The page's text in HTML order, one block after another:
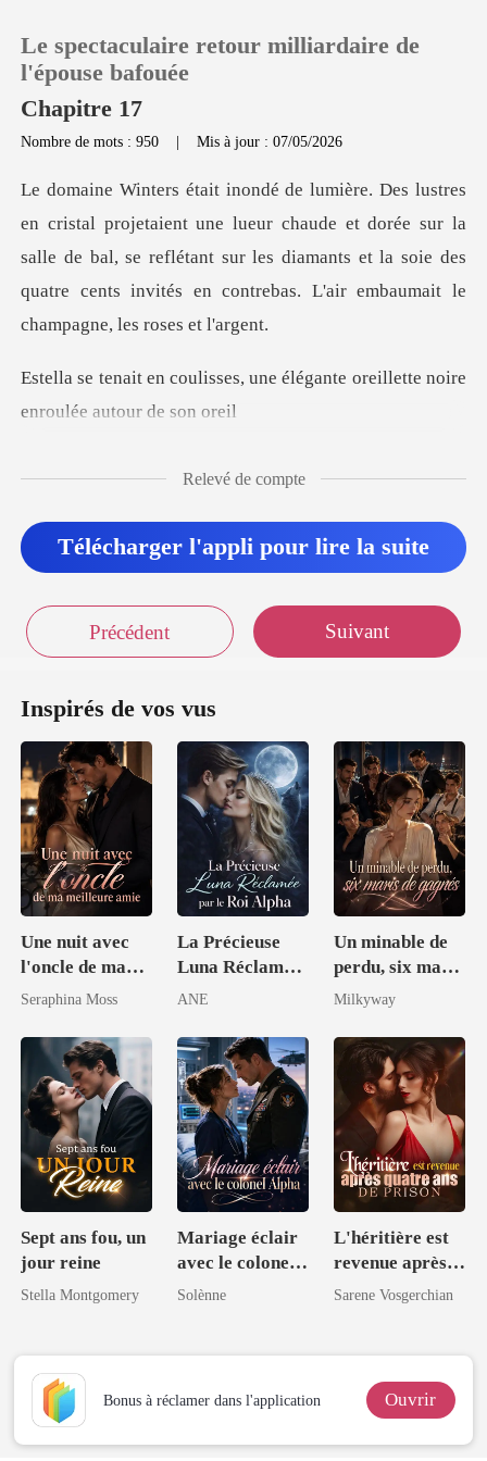
Recharger
Historique
Télécharger l'appli
Le spectaculaire retour milliardaire de
l'épouse bafouée
Chapitre 17
Nombre de mots : 950 |Mis à jour : 07/05/2026
ur chaude et dorée sur la
salle de bal, se reflétant sur les diamants et la soie des
q
, une élégante oreillette noir
Relevé de compte
Télécharger l'appli pour lire la suite
Précédent Suivant
Inspirés de vos vus
Une nuit avec
l'oncle de ma
meilleure amie
Seraphina Moss
La Précieuse
Luna Réclamée
par le Roi Alpha
ANE
Un minable de
perdu, six maris
de gagnés
Milkyway
Sept ans fou, un
jour reine
Stella Montgomery
Mariage éclair
avec le colonel
Alpha
Solènne
L'héritière est
revenue après
quatre ans de
Sarene Vosgerchian
Bonus à réclamer dans l'application Ouvrir